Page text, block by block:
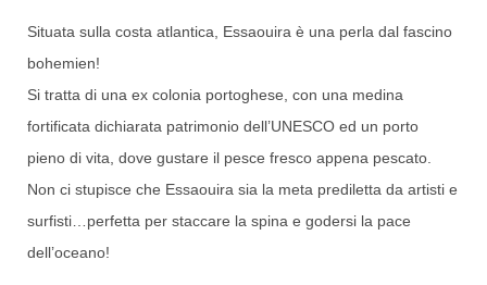
Situata sulla costa atlantica, Essaouira è una perla dal fascino
bohemien!
Si tratta di una ex colonia portoghese, con una medina
fortificata dichiarata patrimonio dell’UNESCO ed un porto
pieno di vita, dove gustare il pesce fresco appena pescato.
Non ci stupisce che Essaouira sia la meta prediletta da artisti e
surfisti…perfetta per staccare la spina e godersi la pace
dell’oceano!